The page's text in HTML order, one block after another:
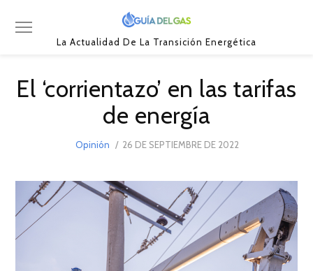
La Actualidad De La Transición Energética
El ‘corrientazo’ en las tarifas
de energía
Opinión
POSTED
26 DE SEPTIEMBRE DE 2022
DE
2022